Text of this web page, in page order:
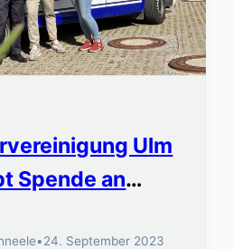
Ulm
Spende an
•24. September 2023